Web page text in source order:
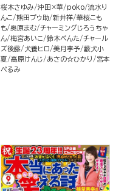
桜木さゆみ 沖田×華 poko 流水り
んこ
熊田プウ助 新井祥 華桜こも
も 奥原まむ チャーミングじろうちゃ
ん 梅宮あいこ 鈴木ぺんた
チャール
ズ後藤
犬養ヒロ 美月李予 藪犬小
夏
高原けんじ あさの☆ひかり
宮本
ぺるみ